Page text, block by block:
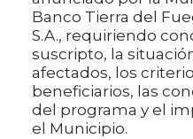
Banco Tierra del
S.A., requiriendo
suscripto, la
afectados, los
beneficiarios, las
del programa y el
el Municipio.